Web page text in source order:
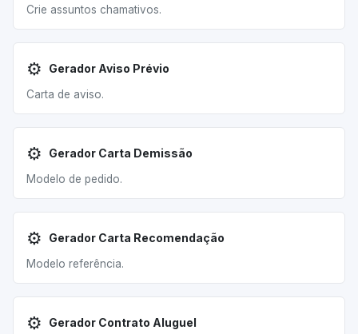
Crie assuntos chamativos.
⚙️ Gerador Aviso Prévio
Carta de aviso.
⚙️ Gerador Carta Demissão
Modelo de pedido.
⚙️ Gerador Carta Recomendação
Modelo referência.
⚙️ Gerador Contrato Aluguel